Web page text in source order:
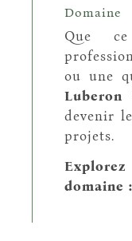
Domaine
Que
ou une
Luberon
devenir
projets.
domaine :